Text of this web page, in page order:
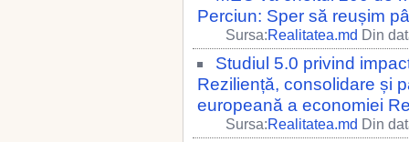
Perciun: Sper să reușim
Sursa:Realitatea.md Din
Studiul 5.0 privind
Reziliență, consolidare și
europeană a economiei
Sursa:Realitatea.md Din